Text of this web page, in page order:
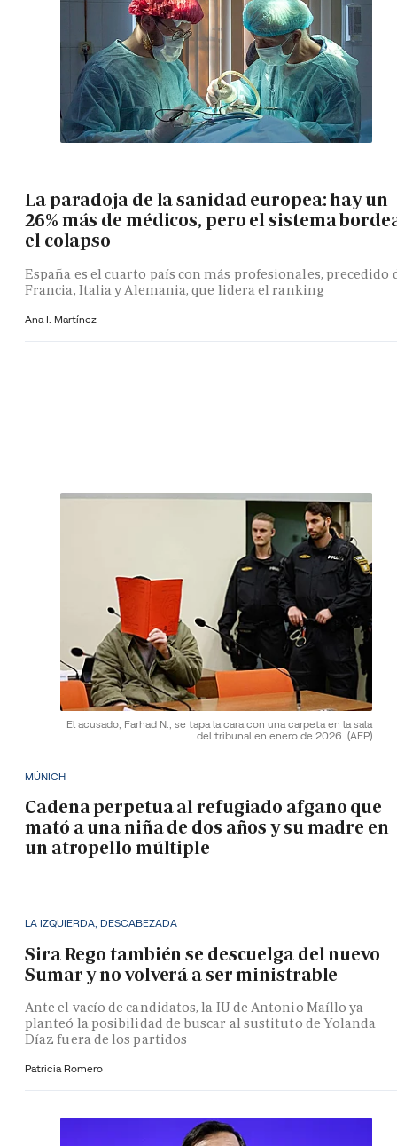
La paradoja de la sanidad europea: hay un
26% más de médicos, pero el sistema
el colapso
España es el cuarto país con más profesionales, precedido
Francia, Italia y Alemania, que lidera el ranking
Ana I. Martínez
El acusado, Farhad N., se tapa la cara con una carpeta en la sala
del tribunal en enero de 2026. (AFP)
MÚNICH
Cadena perpetua al refugiado afgano que
mató a una niña de dos años y su madre en
un atropello múltiple
LA IZQUIERDA, DESCABEZADA
Sira Rego también se descuelga del nuevo
Sumar y no volverá a ser ministrable
Ante el vacío de candidatos, la IU de Antonio Maíllo ya
planteó la posibilidad de buscar al sustituto de Yolanda
Díaz fuera de los partidos
Patricia Romero